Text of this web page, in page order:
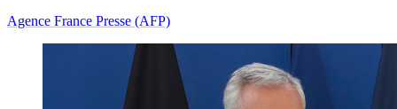
Agence France Presse (AFP)